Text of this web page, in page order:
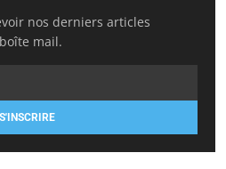
nos derniers articles
mail.
S'INSCRIRE